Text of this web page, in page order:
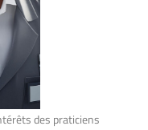
des praticiens